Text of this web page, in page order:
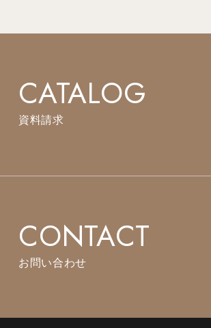
CATALOG
資料請求
CONTACT
お問い合わせ